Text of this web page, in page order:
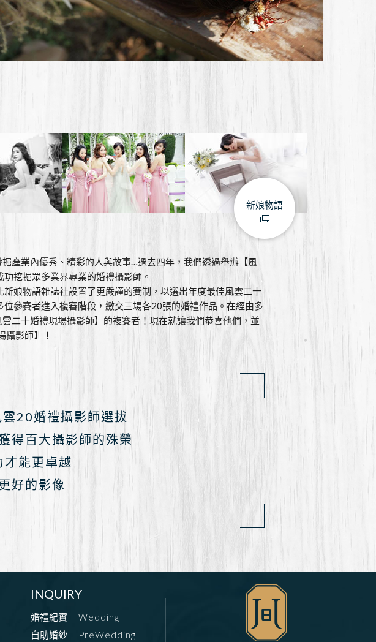
新娘物語
產業內優秀、精彩的人與故事…過去四年，我們透過舉辦【風
挖掘眾多業界專業的婚禮攝影師。
娘物語雜誌社設置了更嚴謹的賽制，以選出年度最佳風雲二十
參賽者進入複審階段，繳交三場各20張的婚禮作品。在經由多
二十婚禮現場攝影師】的複賽者！現在就讓我們恭喜他們，並
攝影師】！
20婚禮攝影師選拔
得百大攝影師的殊榮
才能更卓越
好的影像
INQUIRY
婚禮紀實
Wedding
自助婚紗
PreWedding